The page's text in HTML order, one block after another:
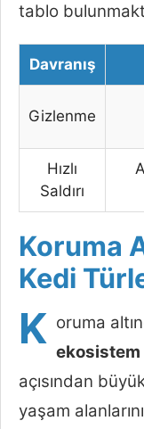
tablo
Davranış
Gizlenme
Hızlı
Saldırı
Koruma
Kedi
K oruma
açısından
yaşam